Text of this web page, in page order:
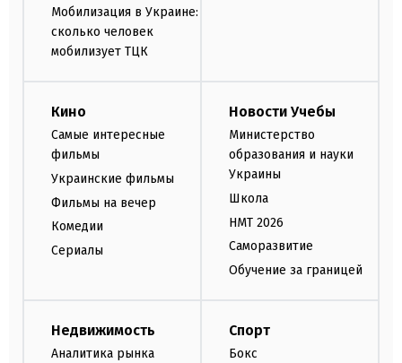
Мобилизация в Украине:
сколько человек
мобилизует ТЦК
Кино
Самые интересные
фильмы
Украинские фильмы
Фильмы на вечер
Комедии
Сериалы
Новости Учебы
Министерство
образования и науки
Украины
Школа
НМТ 2026
Саморазвитие
Обучение за границей
Недвижимость
Аналитика рынка
Спорт
Бокс